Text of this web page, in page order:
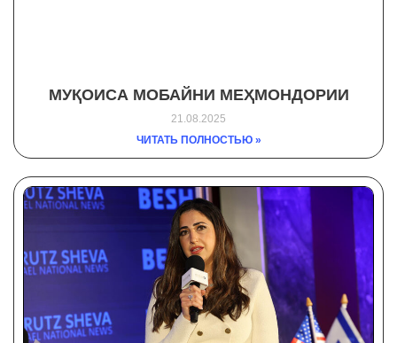
МУҚОИСА МОБАЙНИ МЕҲМОНДОРИИ
21.08.2025
ЧИТАТЬ ПОЛНОСТЬЮ »